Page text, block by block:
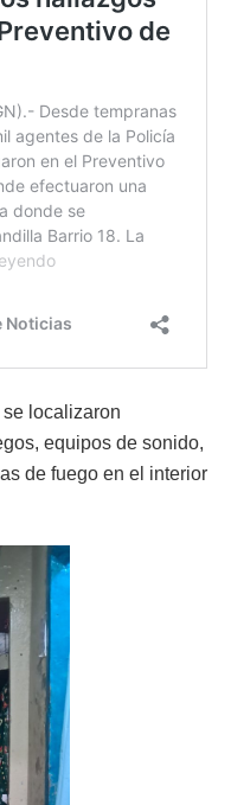
se localizaron
equipos de sonido,
de fuego en el interior